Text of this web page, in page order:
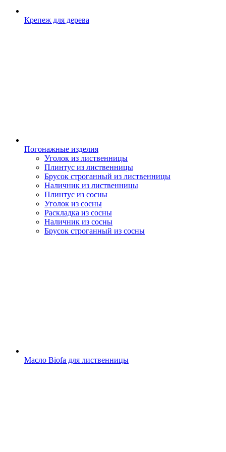
Крепеж для дерева
Погонажные изделия
Уголок из лиственницы
Плинтус из лиственницы
Брусок строганный из лиственницы
Наличник из лиственницы
Плинтус из сосны
Уголок из сосны
Раскладка из сосны
Наличник из сосны
Брусок строганный из сосны
Масло Biofa для лиственницы